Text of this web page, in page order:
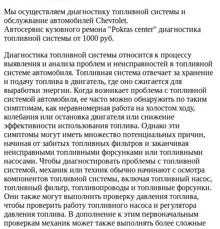
Мы осуществляем диагностику топливной системы и
обслужвание автомобилей Chevrolet.
Автосервис кузовного ремона "Pokras center" диагностика
топливной системы от 1000 руб.
Диагностика топливной системы относится к процессу
выявления и анализа проблем и неисправностей в топливной
системе автомобиля. Топливная система отвечает за хранение
и подачу топлива в двигатель, где оно сжигается для
выработки энергии. Когда возникает проблема с топливной
системой автомобиля, ее часто можно обнаружить по таким
симптомам, как неравномерная работа на холостом ходу,
колебания или остановка двигателя или снижение
эффективности использования топлива. Однако эти
симптомы могут иметь множество потенциальных причин,
начиная от забитых топливных фильтров и заканчивая
неисправными топливными форсунками или топливными
насосами. Чтобы диагностировать проблемы с топливной
системой, механик или техник обычно начинают с осмотра
компонентов топливной системы, включая топливный насос,
топливный фильтр, топливопроводы и топливные форсунки.
Они также могут выполнить проверку давления топлива,
чтобы проверить работу топливного насоса и регулятора
давления топлива. В дополнение к этим первоначальным
проверкам механик может также выполнять более сложные